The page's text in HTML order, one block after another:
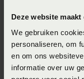
Deze website
We gebruiken
personaliseren, om
en om ons
informatie over uw
Seizoen
202220
Materiaal
86% cotton